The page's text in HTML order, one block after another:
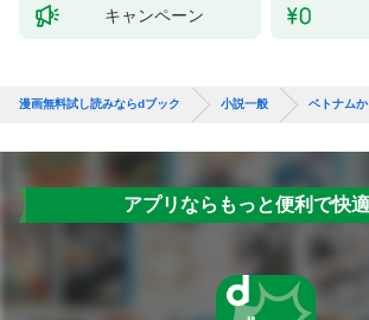
キャンペーン
漫画無料試し読みならdブック 小説一般 ベトナム
アプリならもっと便利で快適